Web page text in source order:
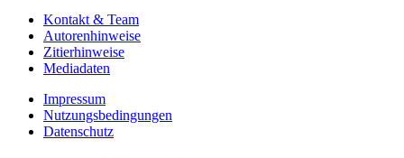
Kontakt & Team
Autorenhinweise
Zitierhinweise
Mediadaten
Impressum
Nutzungsbedingungen
Datenschutz